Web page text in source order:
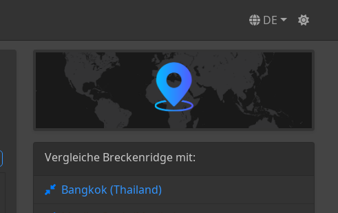
DE
Vergleiche Breckenridge mit:
Bangkok (Thailand)